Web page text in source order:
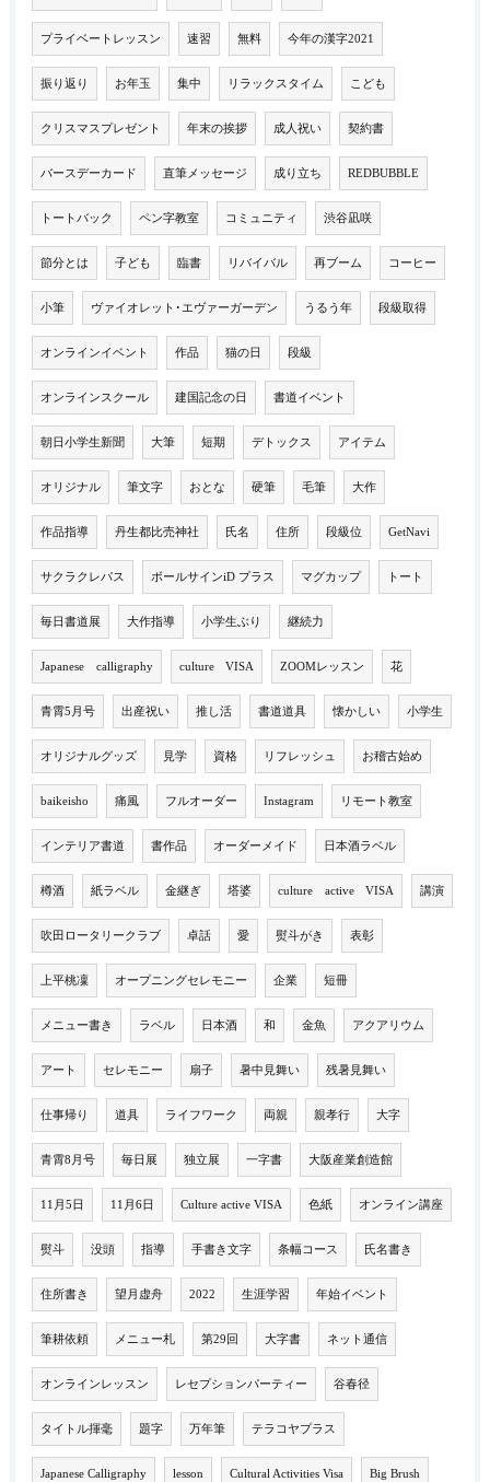
プライベートレッスン 速習 無料 今年の漢字2021
振り返り お年玉 集中 リラックスタイム こども
クリスマスプレゼント 年末の挨拶 成人祝い 契約書
バースデーカード 直筆メッセージ 成り立ち REDBUBBLE
トートバック ペン字教室 コミュニティ 渋谷凪咲
節分とは 子ども 臨書 リバイバル 再ブーム コーヒー
小筆 ヴァイオレット･エヴァーガーデン うるう年 段級取得
オンラインイベント 作品 猫の日 段級
オンラインスクール 建国記念の日 書道イベント
朝日小学生新聞 大筆 短期 デトックス アイテム
オリジナル 筆文字 おとな 硬筆 毛筆 大作
作品指導 丹生都比売神社 氏名 住所 段級位 GetNavi
サクラクレパス ボールサインiD プラス マグカップ トート
毎日書道展 大作指導 小学生ぶり 継続力
Japanese calligraphy culture VISA ZOOMレッスン 花
青霄5月号 出産祝い 推し活 書道道具 懐かしい 小学生
オリジナルグッズ 見学 資格 リフレッシュ お稽古始め
baikeisho 痛風 フルオーダー Instagram リモート教室
インテリア書道 書作品 オーダーメイド 日本酒ラベル
樽酒 紙ラベル 金継ぎ 塔婆 culture active VISA 講演
吹田ロータリークラブ 卓話 愛 熨斗がき 表彰
上平桃凜 オープニングセレモニー 企業 短冊
メニュー書き ラベル 日本酒 和 金魚 アクアリウム
アート セレモニー 扇子 暑中見舞い 残暑見舞い
仕事帰り 道具 ライフワーク 両親 親孝行 大字
青霄8月号 毎日展 独立展 一字書 大阪産業創造館
11月5日 11月6日 Culture active VISA 色紙 オンライン講座
熨斗 没頭 指導 手書き文字 条幅コース 氏名書き
住所書き 望月虚舟 2022 生涯学習 年始イベント
筆耕依頼 メニュー札 第29回 大字書 ネット通信
オンラインレッスン レセプションパーティー 谷春径
タイトル揮毫 題字 万年筆 テラコヤプラス
Japanese Calligraphy lesson Cultural Activities Visa Big Brush